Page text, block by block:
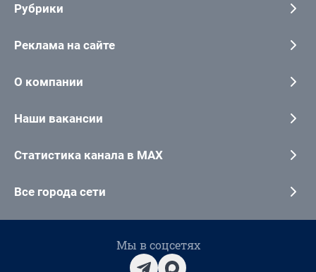
Рубрики
Реклама на сайте
О компании
Наши вакансии
Статистика канала в MAX
Все города сети
Мы в соцсетях